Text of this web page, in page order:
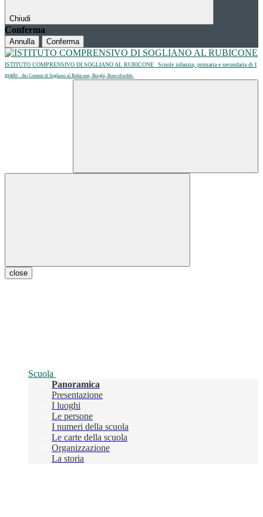
Chiudi
Conferma
Annulla Conferma
ISTITUTO COMPRENSIVO DI SOGLIANO AL RUBICONE
Scuole infanzia, primaria e secondaria di I
grado
dei Comuni di Sogliano al Rubicone, Borghi, Roncofreddo
close
Scuola
Panoramica
Presentazione
I luoghi
Le persone
I numeri della scuola
Le carte della scuola
Organizzazione
La storia